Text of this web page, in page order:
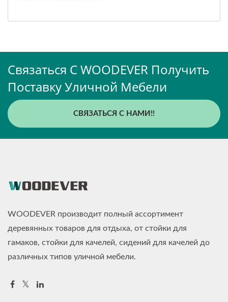
Связаться С WOODEVER Получить
Поставку Уличной Мебели
СВЯЗАТЬСЯ С НАМИ!!
WOODEVER производит полный ассортимент
деревянных товаров для отдыха, от стойки для
гамаков, стойки для качелей, сидений для качелей до
различных типов уличной мебели.